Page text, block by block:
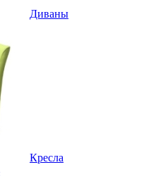
Диваны
Кресла